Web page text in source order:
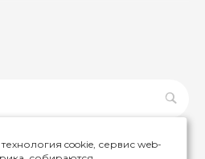
cookie, сервис web-